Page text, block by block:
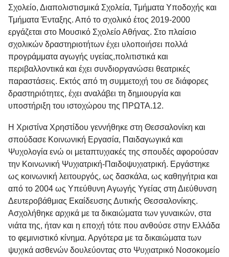
Σχολείο, Διαπολιστισμικά Σχολεία, Τμήματα Υποδοχής και
Τμήματα Ένταξης. Από το σχολικό έτος 2019-2000
εργάζεται στο Μουσικό Σχολείο Αθήνας. Στο πλαίσιο
σχολικών δραστηριοτήτων έχει υλοποιήσει πολλά
προγράμματα αγωγής υγείας,πολιτιστικά και
περιβαλλοντικά και έχει συνδιοργανώσει θεατρικές
παραστάσεις. Εκτός από τη συμμετοχή του σε διάφορες
δραστηριότητες, έχει αναλάβει τη δημιουργία και
υποστήριξη του ιστοχώρου της ΠΡΩΤΑ.12.
H Χριστίνα Χρηστίδου γεννήθηκε στη Θεσσαλονίκη και
σπούδασε Κοινωνική Εργασία, Παιδαγωγικά και
Ψυχολογία ενώ οι μεταπτυχιακές της σπουδές αφορούσαν
την Κοινωνική Ψυχιατρική-Παιδοψυχιατρική. Εργάστηκε
ως κοινωνική λειτουργός, ως δασκάλα, ως καθηγήτρια και
από το 2004 ως Υπεύθυνη Αγωγής Υγείας στη Διεύθυνση
Δευτεροβάθμιας Εκαίδευσης Δυτικής Θεσσαλονίκης.
Ασχολήθηκε αρχικά με τα δικαιώματα των γυναικών, στα
νιάτα της, ήταν και η εποχή τότε που ανθούσε στην Ελλάδα
το φεμινιστικό κίνημα. Αργότερα με τα δικαιώματα των
ψυχικά ασθενών δουλεύοντας στο Ψυχιατρικό Νοσοκομείο